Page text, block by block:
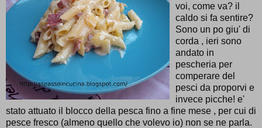
voi, come va? il
caldo si fa sentire?
Sono un po giu' di
corda , ieri sono
andato in
pescheria per
comperare del
pesci da proporvi e
invece picche! e'
stato attuato il blocco della pesca fino a fine mese , per cui di
pesce fresco (almeno quello che volevo io) non se ne parla.